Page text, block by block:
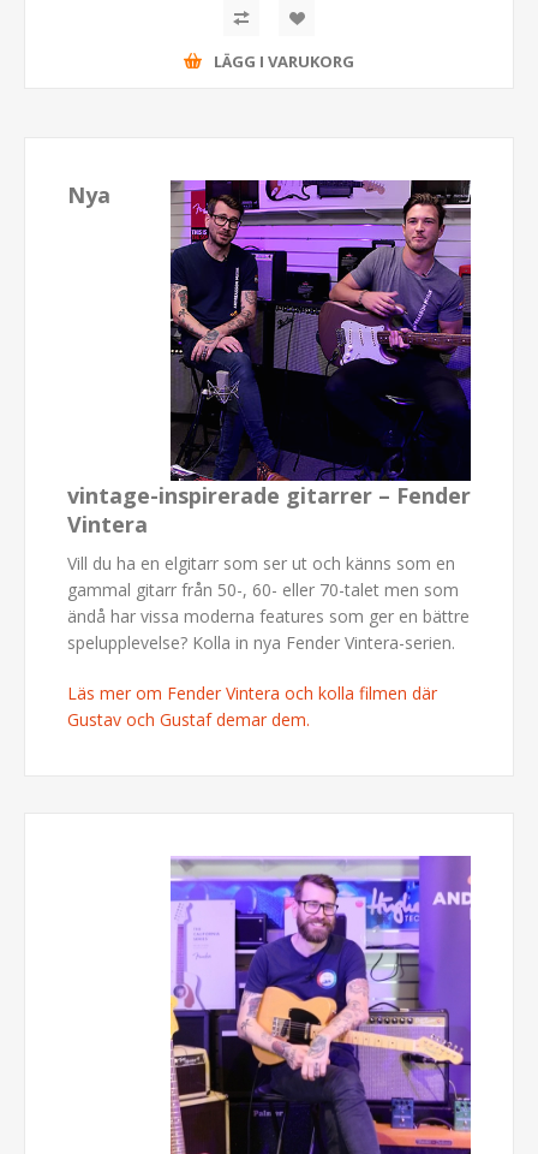
LÄGG I VARUKORG
Nya
vintage-inspirerade gitarrer – Fender
Vintera
Vill du ha en elgitarr som ser ut och känns som en
gammal gitarr från 50-, 60- eller 70-talet men som
ändå har vissa moderna features som ger en bättre
spelupplevelse? Kolla in nya Fender Vintera-serien.
Läs mer om Fender Vintera och kolla filmen där
Gustav och Gustaf demar dem.